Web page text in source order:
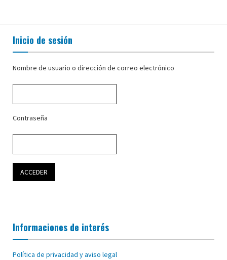
Inicio de sesión
Nombre de usuario o dirección de correo electrónico
Contraseña
Informaciones de interés
Política de privacidad y aviso legal